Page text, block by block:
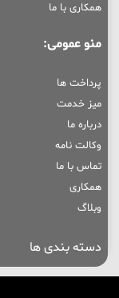
همکاری با ما
منو عمومی:
پرداخت ها
میز خدمت
درباره ما
وکالت نامه
تماس با ما
همکاری
وبلاگ
دسته بندی ها